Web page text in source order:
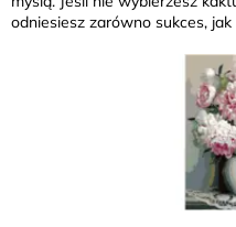
odniesiesz zarówno sukces,